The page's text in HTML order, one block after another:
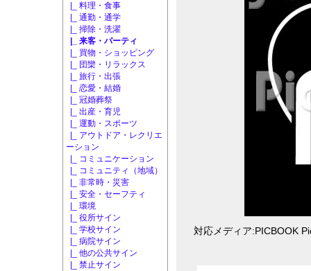
|_ 料理・食事
|_ 通勤・通学
|_ 掃除・洗濯
|_ 来客・パーティ
|_ 買物・ショッピング
|_ 団欒・リラックス
|_ 旅行・出張
|_ 恋愛・結婚
|_ 冠婚葬祭
|_ 出産・育児
|_ 運動・スポーツ
|_ アウトドア・レクリエ
ーション
|_ コミュニケーション
|_ コミュニティ（地域）
|_ 非常時・災害
|_ 安全・セーフティ
|_ 環境
|_ 役所サイン
|_ 学校サイン
|_ 病院サイン
|_ 他の公共サイン
|_ 禁止サイン
対応メディア:PICBOOK